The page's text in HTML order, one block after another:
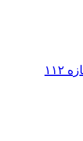
هزاران تن‌ باشندگان غزه در تشییع جنازه ۱۱۲